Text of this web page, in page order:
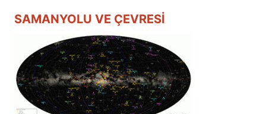
SAMANYOLU VE ÇEVRESI